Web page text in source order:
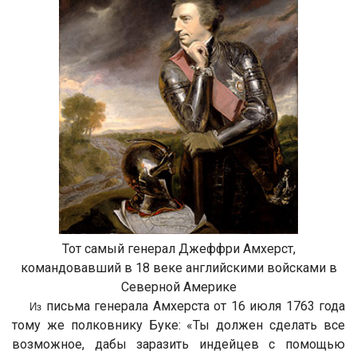
Тот самый генерал Джеффри Амхерст,
командовавший в 18 веке английскими войсками в
Северной Америке
Из письма генерала Амхерста от 16 июля 1763 года
тому же полковнику Буке: «Ты должен сделать все
возможное, дабы заразить индейцев с помощью